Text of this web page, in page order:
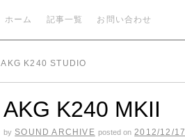
ホーム 記事一覧 お問い合わせ
AKG K240 STUDIO
AKG K240 MKII
by SOUND ARCHIVE posted on 2012/12/17